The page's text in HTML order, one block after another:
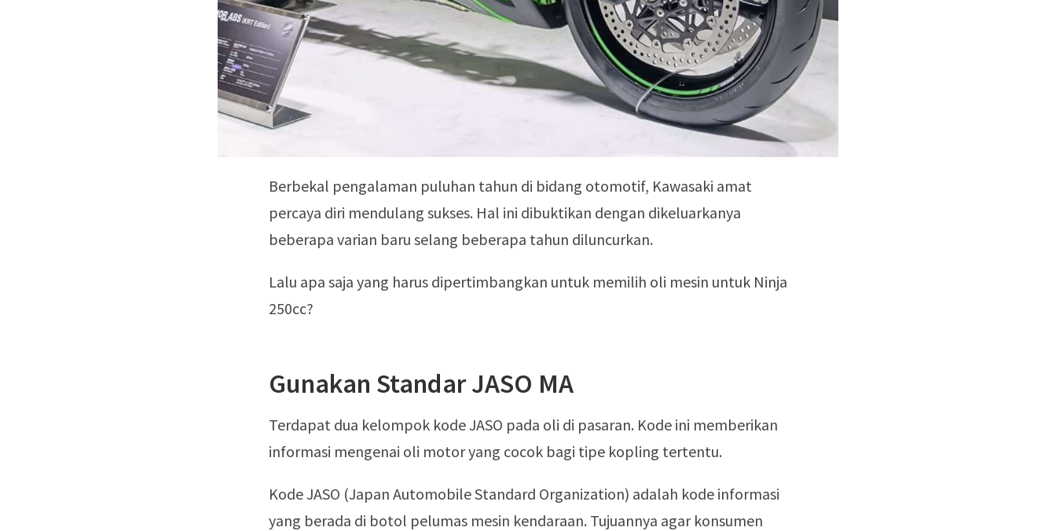
Berbekal pengalaman puluhan tahun di bidang otomotif, Kawasaki amat
percaya diri mendulang sukses. Hal ini dibuktikan dengan dikeluarkanya
beberapa varian baru selang beberapa tahun diluncurkan.
Lalu apa saja yang harus dipertimbangkan untuk memilih oli mesin untuk Ninja
250cc?
Gunakan Standar JASO MA
Terdapat dua kelompok kode JASO pada oli di pasaran. Kode ini memberikan
informasi mengenai oli motor yang cocok bagi tipe kopling tertentu.
Kode JASO (Japan Automobile Standard Organization) adalah kode informasi
yang berada di botol pelumas mesin kendaraan. Tujuannya agar konsumen